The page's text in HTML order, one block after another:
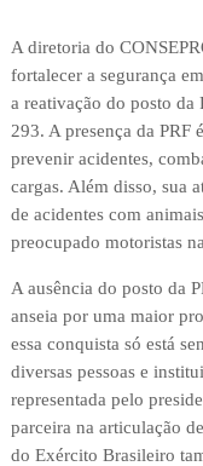
A diretoria do
fortalecer a segurança
a reativação do posto
293. A presença da PRF
prevenir acidentes,
cargas. Além disso, sua
de acidentes com
preocupado motoristas
A ausência do posto da
anseia por uma maior
essa conquista só está
diversas pessoas e
representada pelo
parceira na articulação
do Exército Brasileiro